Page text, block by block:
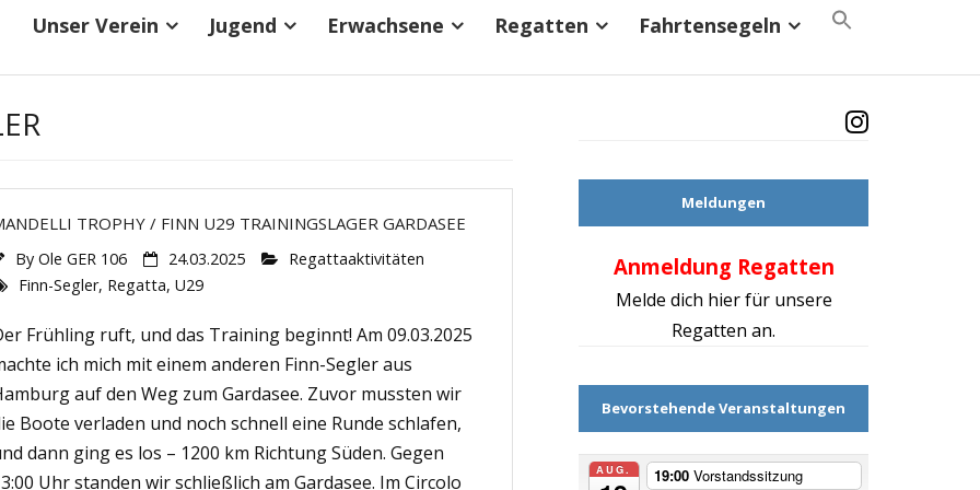
Unser Verein Jugend Erwachsene Regatten Fahrtensegeln
TROPHY / FINN U29 TRAININGSLAGER GARDASEE
ByOle GER 106 24.03.2025
Regattaaktivitäten
Finn-Segler, Regatta,U29
Frühling ruft, und das Training beginnt! Am 09.03.2025
ich mich mit einem anderen Finn-Segler aus
auf den Weg zum Gardasee. Zuvor mussten wir
Boote verladen und noch schnell eine Runde schlafen,
dann ging es los – 1200 km Richtung Süden. Gegen
Uhr standen wir schließlich am Gardasee. Im Circolo
Meldungen
Anmeldung Regatten
Melde dich hier für unsere
Regatten an.
Bevorstehende Veranstaltungen
AUG. 19:00 Vorstandssitzung